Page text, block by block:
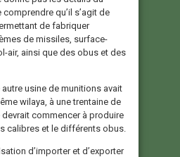
qu’il s’agit de
de fabriquer
de missiles, surface-
air, ainsi que des obus et des
usine de munitions avait
wilaya, à une trentaine de
commencer à produire
calibres et le différents obus.
d’importer et d’exporter